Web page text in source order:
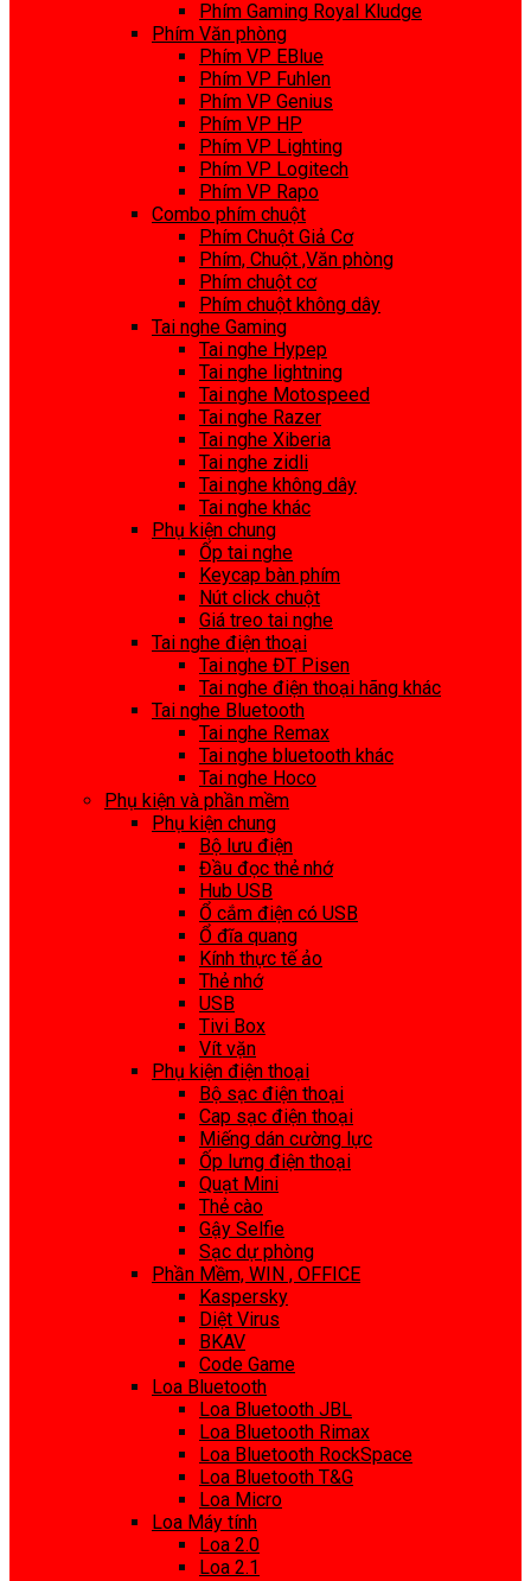
Phím Gaming Royal Kludge
Phím Văn phòng
Phím VP EBlue
Phím VP Fuhlen
Phím VP Genius
Phím VP HP
Phím VP Lighting
Phím VP Logitech
Phím VP Rapo
Combo phím chuột
Phím Chuột Giả Cơ
Phím, Chuột ,Văn phòng
Phím chuột cơ
Phím chuột không dây
Tai nghe Gaming
Tai nghe Hypep
Tai nghe lightning
Tai nghe Motospeed
Tai nghe Razer
Tai nghe Xiberia
Tai nghe zidli
Tai nghe không dây
Tai nghe khác
Phụ kiện chung
Ốp tai nghe
Keycap bàn phím
Nút click chuột
Giá treo tai nghe
Tai nghe điện thoại
Tai nghe ĐT Pisen
Tai nghe điện thoại hãng khác
Tai nghe Bluetooth
Tai nghe Remax
Tai nghe bluetooth khác
Tai nghe Hoco
Phụ kiện và phần mềm
Phụ kiện chung
Bộ lưu điện
Đầu đọc thẻ nhớ
Hub USB
Ổ cắm điện có USB
Ổ đĩa quang
Kính thực tế ảo
Thẻ nhớ
USB
Tivi Box
Vít vặn
Phụ kiện điện thoại
Bộ sạc điện thoại
Cap sạc điện thoại
Miếng dán cường lực
Ốp lưng điện thoại
Quạt Mini
Thẻ cào
Gậy Selfie
Sạc dự phòng
Phần Mềm, WIN , OFFICE
Kaspersky
Diệt Virus
BKAV
Code Game
Loa Bluetooth
Loa Bluetooth JBL
Loa Bluetooth Rimax
Loa Bluetooth RockSpace
Loa Bluetooth T&G
Loa Micro
Loa Máy tính
Loa 2.0
Loa 2.1